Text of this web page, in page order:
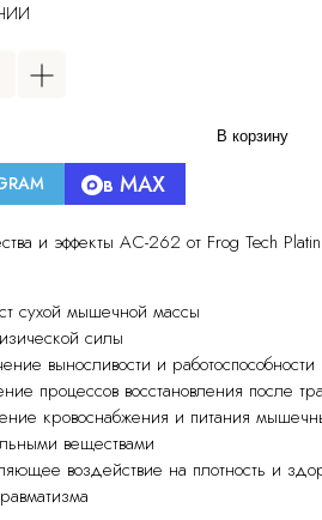
В корзину
в MAX
и эффекты AC-262 от Frog Tech
сухой мышечной массы
силы
выносливости и
процессов восстановления после
кровоснабжения и питания
веществами
воздействие на плотность и